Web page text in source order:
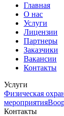
Главная
О нас
Услуги
Лицензии
Партнеры
Заказчики
Вакансии
Контакты
Услуги
Физическая
мероприятия
Контакты